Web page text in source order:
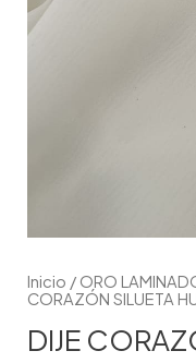
Inicio / ORO
CORAZÓN SILUETA
DIJE